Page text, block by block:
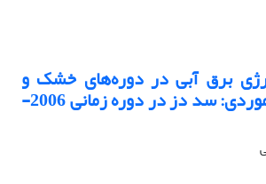
برق آبی در دوره‌های خشک و
مرطوب (مطالعه موردی: سد دز در دوره زمانی 2006-